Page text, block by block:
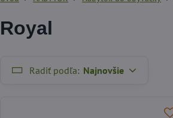
Royal
Radiť podľa: Najnovšie